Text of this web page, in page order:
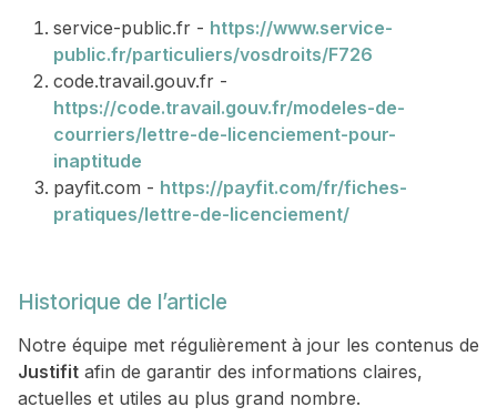
service-public.fr - https://www.service-
public.fr/particuliers/vosdroits/F726
code.travail.gouv.fr -
https://code.travail.gouv.fr/modeles-de-
courriers/lettre-de-licenciement-pour-
inaptitude
payfit.com - https://payfit.com/fr/fiches-
pratiques/lettre-de-licenciement/
Historique de l’article
Notre équipe met régulièrement à jour les contenus de
Justifit afin de garantir des informations claires,
actuelles et utiles au plus grand nombre.